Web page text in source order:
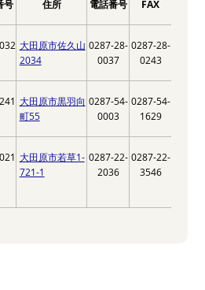
号 住所 電話番号 FAX
大田原市佐久山
2034
0287-28-
0037
0287-28-
0243
大田原市黒羽向
町55
0287-54-
0003
0287-54-
1629
大田原市若草1-
721-1
0287-22-
2036
0287-22-
3546